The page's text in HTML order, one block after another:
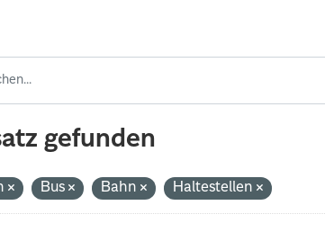
gefunden
Bus Bahn Haltestellen